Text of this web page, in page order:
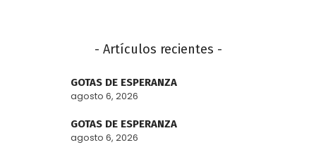
- Artículos recientes -
GOTAS DE ESPERANZA
agosto 6, 2026
GOTAS DE ESPERANZA
agosto 6, 2026